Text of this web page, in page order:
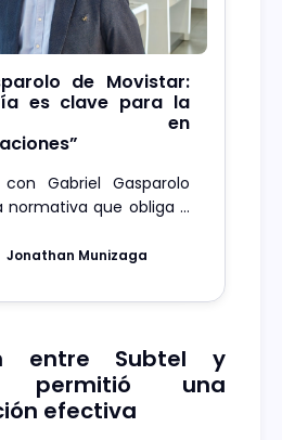
de Movistar:
es clave para la
en
Gabriel Gasparolo
normativa que obliga a
a utilizar sistemas
Jonathan Munizaga
entre Subtel y
permitió una
efectiva